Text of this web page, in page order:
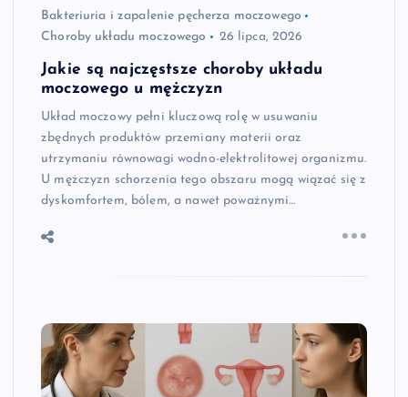
Bakteriuria i zapalenie pęcherza moczowego
Choroby układu moczowego
26 lipca, 2026
Jakie są najczęstsze choroby układu
moczowego u mężczyzn
Układ moczowy pełni kluczową rolę w usuwaniu
zbędnych produktów przemiany materii oraz
utrzymaniu równowagi wodno-elektrolitowej organizmu.
U mężczyzn schorzenia tego obszaru mogą wiązać się z
dyskomfortem, bólem, a nawet poważnymi…